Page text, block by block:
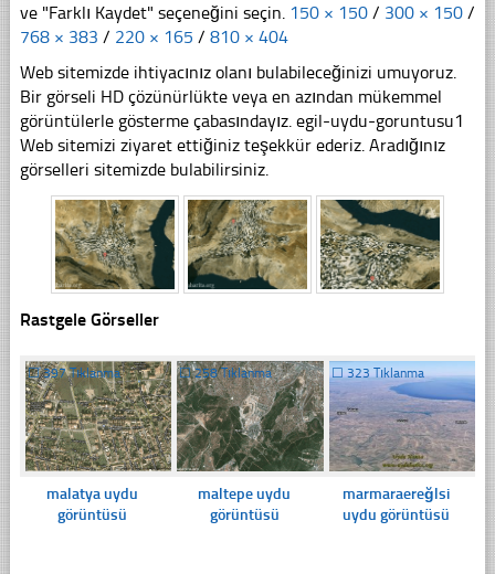
ve "Farklı Kaydet" seçeneğini seçin. 150 × 150 / 300 × 150 /
768 × 383 / 220 × 165 / 810 × 404
Web sitemizde ihtiyacınız olanı bulabileceğinizi umuyoruz.
Bir görseli HD çözünürlükte veya en azından mükemmel
görüntülerle gösterme çabasındayız. egil-uydu-goruntusu1
Web sitemizi ziyaret ettiğiniz teşekkür ederiz. Aradığınız
görselleri sitemizde bulabilirsiniz.
Rastgele Görseller
☐397 Tıklanma
malatya uydu
görüntüsü
☐258 Tıklanma
maltepe uydu
görüntüsü
☐ 323 Tıklanma
marmaraereğlsi
uydu görüntüsü